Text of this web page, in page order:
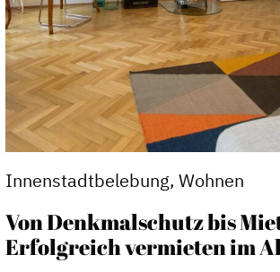
Innenstadtbelebung, Wohnen
Von Denkmalschutz bis
Erfolgreich vermieten im